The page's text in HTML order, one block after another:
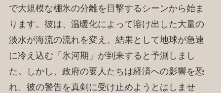
で大規模な棚氷の分離を目撃するシーンから始ま
ります。彼は、温暖化によって溶け出した大量の
淡水が海流の流れを変え、結果として地球が急速
に冷え込む「氷河期」が到来すると予測しまし
た。しかし、政府の要人たちは経済への影響を恐
れ、彼の警告を真剣に受け止めようとはしませ